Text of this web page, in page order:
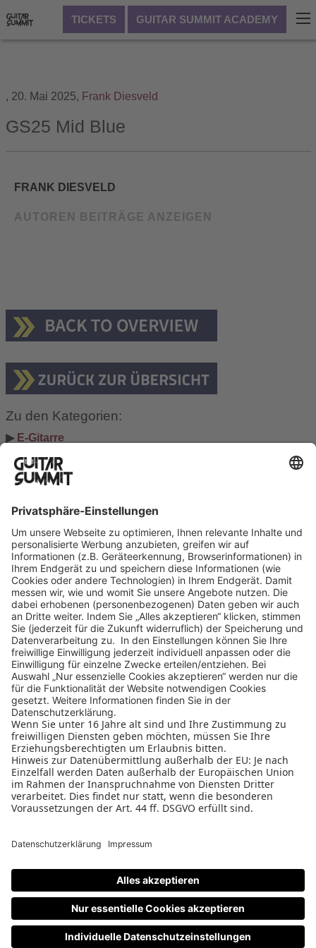
TICKETS GUITAR SUMMIT ACADEMY
, 20. Mai 2025, Frank Diesveld
GS25 Mid Blue
FRANK DIESVELD
AUTOREN BEITRÄGE ANZEIGEN
Zu den Kategorien:
▶ E-Gitarre
Bass
▶ Akustikgitarre
Ausstellerinformation
Datenschutzerklärung
Cookie-Manager
Allgemeine Geschäftsbedingungen
Teilnahmebedingungen
Nutzungsbedingungen
Impressum
Newsletter